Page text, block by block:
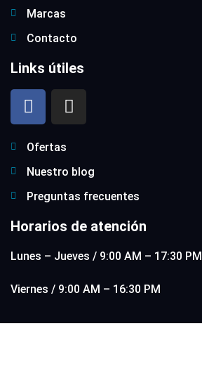
Marcas
Contacto
Links útiles
Ofertas
Nuestro blog
Preguntas frecuentes
Horarios de atención
Lunes – Jueves / 9:00 AM – 17:30 PM
Viernes / 9:00 AM – 16:30 PM